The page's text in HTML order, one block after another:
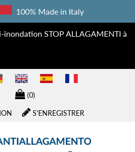
100% Made in Italy
STOP ALLAGAMENTI à
(0)
S'ENREGISTRER